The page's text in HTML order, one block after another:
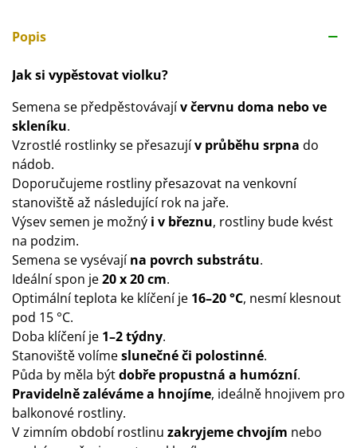
Popis
Jak si vypěstovat violku?
Semena se předpěstovávajív červnu doma nebo ve
skleníku.
Vzrostlé rostlinky se přesazujív průběhu srpna do
nádob.
Doporučujeme rostliny přesazovat na venkovní
stanoviště až následující rok na jaře.
Výsev semen je možný i v březnu, rostliny bude kvést
na podzim.
Semena se vysévajína povrch substrátu.
Ideální spon je20 x 20 cm.
Optimální teplota ke klíčení je 16–20 °C, nesmí klesnout
pod 15 °C.
Doba klíčení je 1–2 týdny.
Stanoviště volímeslunečné či polostinné.
Půda by měla býtdobře propustná a humózní.
Pravidelně zaléváme a hnojíme, ideálně hnojivem pro
balkonové rostliny.
V zimním období rostlinu zakryjeme chvojím nebo